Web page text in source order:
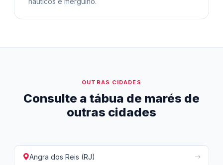
OUTRAS CIDADES
Consulte a tábua de marés de
outras cidades
Angra dos Reis (RJ)